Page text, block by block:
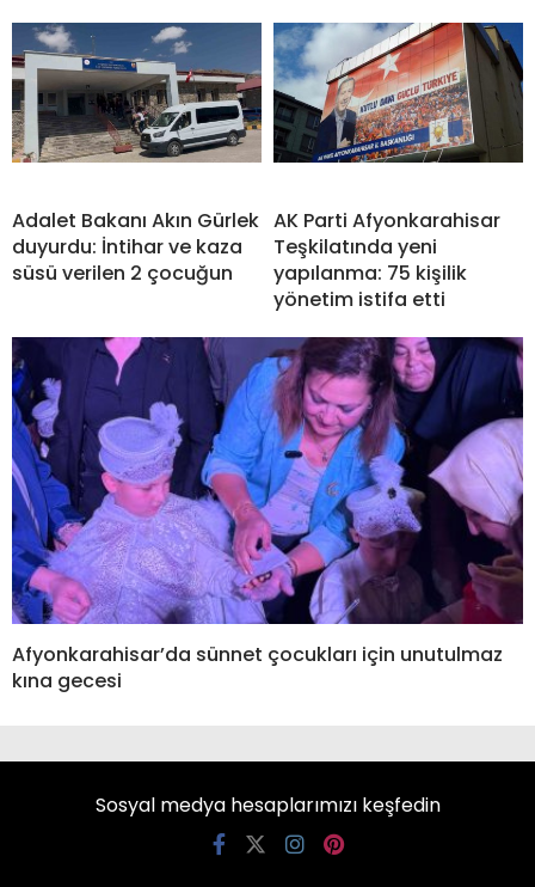
Adalet Bakanı Akın Gürlek
duyurdu: İntihar ve kaza
süsü verilen 2 çocuğun
AK Parti Afyonkarahisar
Teşkilatında yeni
yapılanma: 75 kişilik
yönetim istifa etti
Afyonkarahisar’da sünnet çocukları için unutulmaz
kına gecesi
Sosyal medya hesaplarımızı keşfedin